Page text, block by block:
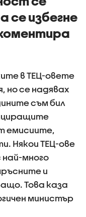
се избегне
в ТЕЦ-овете
но се надявах
съм бил
емисиите,
Някои ТЕЦ-ове
най-много
и
Това каза
министър